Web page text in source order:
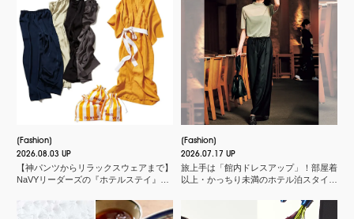
Fashion
2026.08.03 UP
【神パンツからリラックスウェアまで】
NaVYリーダーズの『ホテルステイ』に
Fashion
2026.07.17 UP
旅上手は「館内ドレスアップ」！部屋着
以上・かっちり未満のホテル泊スタイル